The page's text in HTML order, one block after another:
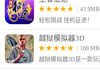
43.9MB
轻松国战 挂机征途！
越狱模拟器3D
169 MB